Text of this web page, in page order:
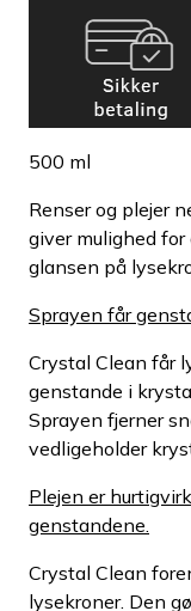
500 ml
Renser og plejer
giver mulighed
glansen på
Sprayen får
Crystal Clean får
genstande i
Sprayen fjerner
vedligeholder
Plejen er
genstandene.
Crystal Clean
lysekroner. Den